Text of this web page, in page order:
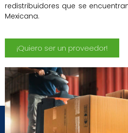
redistribuidores que se
Mexicana.
¡Quiero ser un proveedor!